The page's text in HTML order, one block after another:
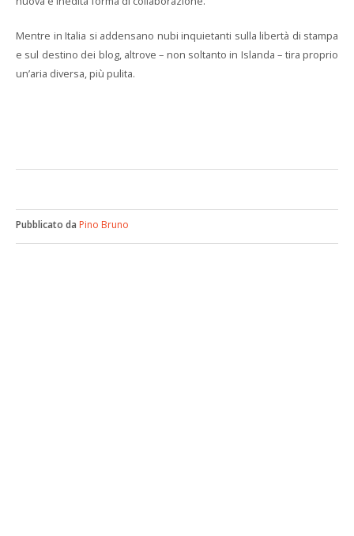
Mentre in Italia si addensano nubi inquietanti sulla libertà di stampa
e sul destino dei blog, altrove – non soltanto in Islanda – tira proprio
un’aria diversa, più pulita.
Pubblicato da Pino Bruno